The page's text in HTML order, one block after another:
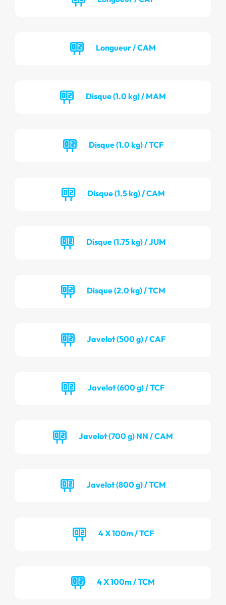
Longueur / CAM
Disque (1.0 kg) / MAM
Disque (1.0 kg) / TCF
Disque (1.5 kg) / CAM
Disque (1.75 kg) / JUM
Disque (2.0 kg) / TCM
Javelot (500 g) / CAF
Javelot (600 g) / TCF
Javelot (700 g) NN / CAM
Javelot (800 g) / TCM
4 X 100m / TCF
4 X 100m / TCM